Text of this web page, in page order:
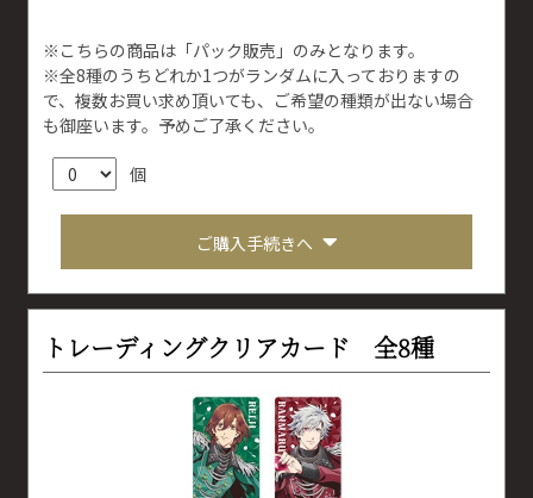
※こちらの商品は「パック販売」のみとなります。
※全8種のうちどれか1つがランダムに入っておりますの
で、複数お買い求め頂いても、ご希望の種類が出ない場合
も御座います。予めご了承ください。
個
ご購入手続きへ
トレーディングクリアカード 全8種